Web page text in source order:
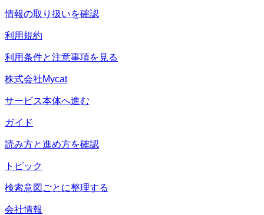
情報の取り扱いを確認
利用規約
利用条件と注意事項を見る
株式会社Mycat
サービス本体へ進む
ガイド
読み方と進め方を確認
トピック
検索意図ごとに整理する
会社情報